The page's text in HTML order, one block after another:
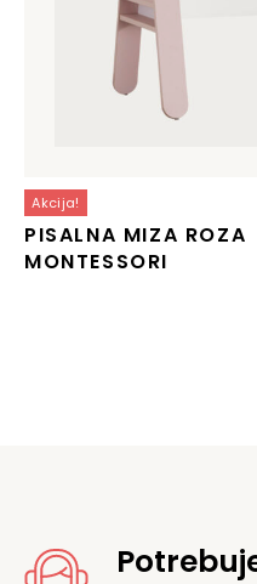
Akcija!
PISALNA MIZA ROZA
MONTESSORI